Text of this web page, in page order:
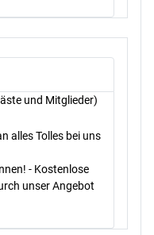
und Mitglieder)
alles Tolles bei uns
- Kostenlose
unser Angebot